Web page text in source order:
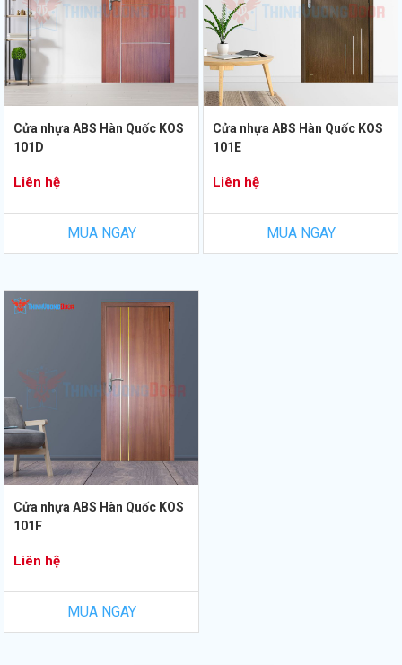
Cửa nhựa ABS Hàn Quốc KOS
101D
Liên hệ
MUA NGAY
Cửa nhựa ABS Hàn Quốc KOS
101E
Liên hệ
MUA NGAY
Cửa nhựa ABS Hàn Quốc KOS
101F
Liên hệ
MUA NGAY